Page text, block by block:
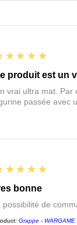
produit est un
vrai ultra mat. Par
passée avec
bonne
possibilité de
Grappe -